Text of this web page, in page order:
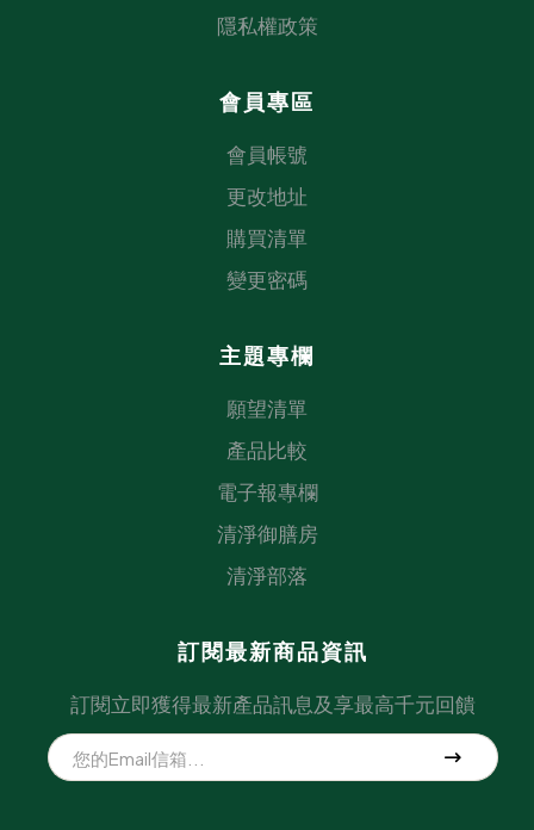
隱私權政策
會員專區
會員帳號
更改地址
購買清單
變更密碼
主題專欄
願望清單
產品比較
電子報專欄
清淨御膳房
清淨部落
訂閱最新商品資訊
訂閱立即獲得最新產品訊息及享最高千元回饋